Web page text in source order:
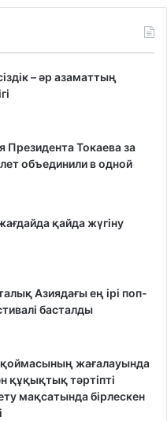
– әр азаматтың
Президента Токаева за
объединили в одной
қайда жүгіну
Азиядағы ең ірі поп-
басталды
жағалауында
құқықтық тәртіпті
мақсатында бірлескен